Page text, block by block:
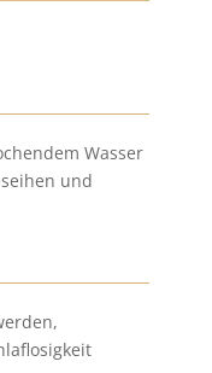
Wasser
und